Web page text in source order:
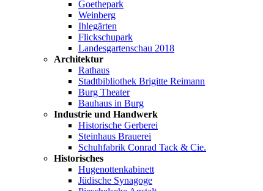
Goethepark
Weinberg
Ihlegärten
Flickschupark
Landesgartenschau 2018
Architektur
Rathaus
Stadtbibliothek Brigitte Reimann
Burg Theater
Bauhaus in Burg
Industrie und Handwerk
Historische Gerberei
Steinhaus Brauerei
Schuhfabrik Conrad Tack & Cie.
Historisches
Hugenottenkabinett
Jüdische Synagoge